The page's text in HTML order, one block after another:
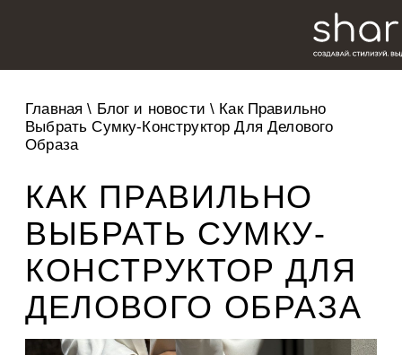
Главная \ Блог и новости \ Как Правильно
Выбрать Сумку-Конструктор Для Делового
Образа
КАК ПРАВИЛЬНО
ВЫБРАТЬ СУМКУ-
КОНСТРУКТОР ДЛЯ
ДЕЛОВОГО ОБРАЗА